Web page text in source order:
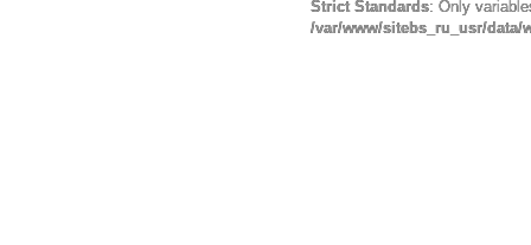
Strict Standards: Only
/var/www/sitebs_ru_usr/